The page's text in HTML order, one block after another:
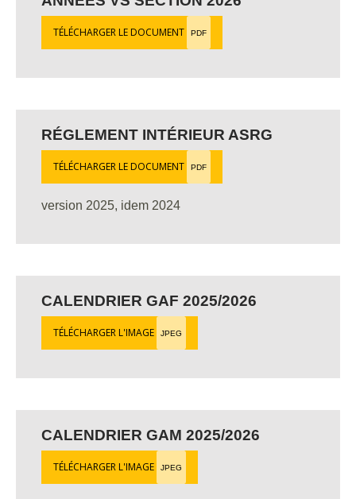
TÉLÉCHARGER LE DOCUMENT PDF
RÉGLEMENT INTÉRIEUR ASRG
TÉLÉCHARGER LE DOCUMENT PDF
version 2025, idem 2024
CALENDRIER GAF 2025/2026
TÉLÉCHARGER L'IMAGE JPEG
CALENDRIER GAM 2025/2026
TÉLÉCHARGER L'IMAGE JPEG